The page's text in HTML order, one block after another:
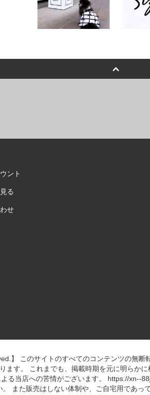
ント
る
せ
】 このサイトのすべてのコンテンツの無
ます。 これまでも、掲載時期を元に明らか
よる当店への苦情がございます。 https://
また販売はしない体制や、ご自宅用であっ